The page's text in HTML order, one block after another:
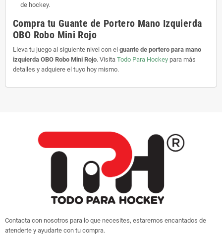
de hockey.
Compra tu Guante de Portero Mano Izquierda
OBO Robo Mini Rojo
Lleva tu juego al siguiente nivel con el guante de portero para mano
izquierda OBO Robo Mini Rojo. Visita Todo Para Hockey para más
detalles y adquiere el tuyo hoy mismo.
Contacta con nosotros para lo que necesites, estaremos encantados de
atenderte y ayudarte con tu compra.